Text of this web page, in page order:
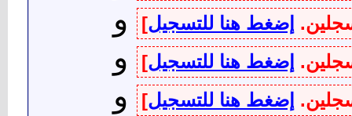
إضغط هنا للتسجيل] و
إضغط هنا للتسجيل] و
إضغط هنا للتسجيل] و